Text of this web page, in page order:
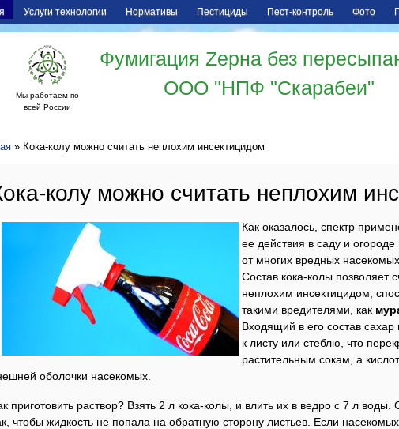
Услуги технологии Нормативы Пестициды Пест-контроль Фото
Мы работаем по
всей России
Фумигация Zерна без
ООО "НПФ "Скарабеи"
» Кока-колу можно считать неплохим инсектицидом
колу можно считать неплохим
Как оказалось, спектр
ее действия в саду и огороде
от многих вредных насекомых.
Состав кока-колы позволяет
неплохим инсектицидом,
такими вредителями, как
Входящий в его состав
к листу или стеблю, что
растительным сокам, а
оболочки насекомых.
приготовить раствор? Взять 2 л кока-колы, и влить их в ведро с 7 л воды.
чтобы жидкость не попала на обратную сторону листьев. Если